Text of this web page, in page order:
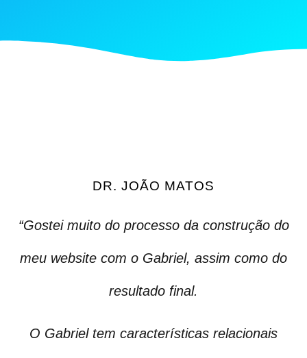
DR. JOÃO MATOS
“Gostei muito do processo da construção do
meu website com o Gabriel, assim como do
resultado final.
O Gabriel tem características relacionais